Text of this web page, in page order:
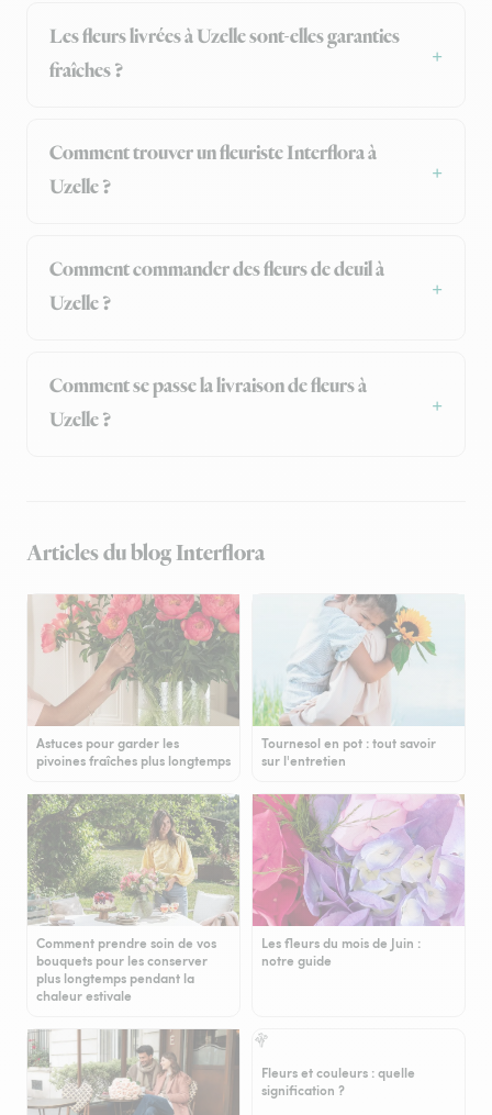
Les fleurs livrées à Uzelle sont-elles garanties
fraîches ?
Comment trouver un fleuriste Interflora à
Uzelle ?
Comment commander des fleurs de deuil à
Uzelle ?
Comment se passe la livraison de fleurs à
Uzelle ?
Articles du blog Interflora
Astuces pour garder les
pivoines fraîches plus longtemps
Tournesol en pot : tout savoir
sur l'entretien
Comment prendre soin de vos
bouquets pour les conserver
plus longtemps pendant la
chaleur estivale
Les fleurs du mois de Juin :
notre guide
Fleurs et couleurs : quelle
signification ?